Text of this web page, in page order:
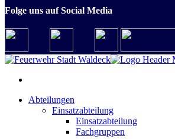
Folge uns auf Social Media
Abteilungen
Einsatzabteilung
Einsatzabteilung
Fachgruppen